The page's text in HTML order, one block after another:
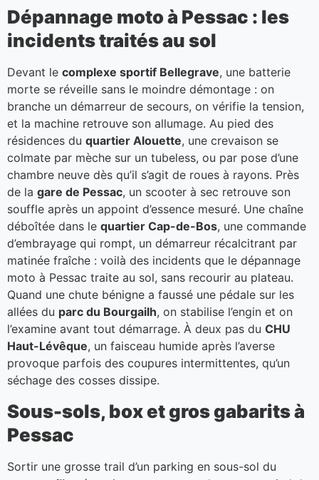
Dépannage moto à Pessac : les
incidents traités au sol
Devant le complexe sportif Bellegrave, une batterie
morte se réveille sans le moindre démontage : on
branche un démarreur de secours, on vérifie la tension,
et la machine retrouve son allumage. Au pied des
résidences du quartier Alouette, une crevaison se
colmate par mèche sur un tubeless, ou par pose d’une
chambre neuve dès qu’il s’agit de roues à rayons. Près
de la gare de Pessac, un scooter à sec retrouve son
souffle après un appoint d’essence mesuré. Une chaîne
déboîtée dans le quartier Cap-de-Bos, une commande
d’embrayage qui rompt, un démarreur récalcitrant par
matinée fraîche : voilà des incidents que le dépannage
moto à Pessac traite au sol, sans recourir au plateau.
Quand une chute bénigne a faussé une pédale sur les
allées du parc du Bourgailh, on stabilise l’engin et on
l’examine avant tout démarrage. À deux pas du CHU
Haut-Lévêque, un faisceau humide après l’averse
provoque parfois des coupures intermittentes, qu’un
séchage des cosses dissipe.
Sous-sols, box et gros gabarits à
Pessac
Sortir une grosse trail d’un parking en sous-sol du